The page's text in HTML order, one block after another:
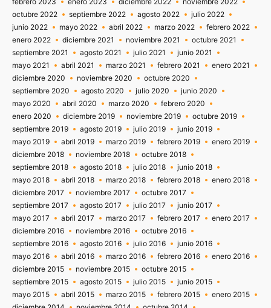
octubre 2022
septiembre 2022 agosto 2022
julio 2022
junio 2022
mayo 2022 abril 2022 marzo 2022
febrero 2022
enero 2022
diciembre 2021 noviembre 2021
octubre 2021
septiembre 2021
agosto 2021 julio 2021
junio 2021
mayo 2021
abril 2021 marzo 2021 febrero 2021
enero 2021
diciembre 2020
noviembre 2020
octubre 2020
septiembre 2020
agosto 2020 julio 2020
junio 2020
mayo 2020
abril 2020 marzo 2020
febrero 2020
enero 2020
diciembre 2019 noviembre 2019
octubre 2019
septiembre 2019
agosto 2019 julio 2019
junio 2019
mayo 2019
abril 2019 marzo 2019 febrero 2019
enero 2019
diciembre 2018
noviembre 2018
octubre 2018
septiembre 2018
agosto 2018 julio 2018
junio 2018
mayo 2018
abril 2018 marzo 2018 febrero 2018
enero 2018
diciembre 2017
noviembre 2017
octubre 2017
septiembre 2017
agosto 2017 julio 2017
junio 2017
mayo 2017
abril 2017 marzo 2017 febrero 2017
enero 2017
diciembre 2016
noviembre 2016
octubre 2016
septiembre 2016
agosto 2016 julio 2016
junio 2016
mayo 2016
abril 2016 marzo 2016 febrero 2016
enero 2016
diciembre 2015
noviembre 2015
octubre 2015
septiembre 2015
agosto 2015 julio 2015
junio 2015
mayo 2015
abril 2015 marzo 2015 febrero 2015
enero 2015